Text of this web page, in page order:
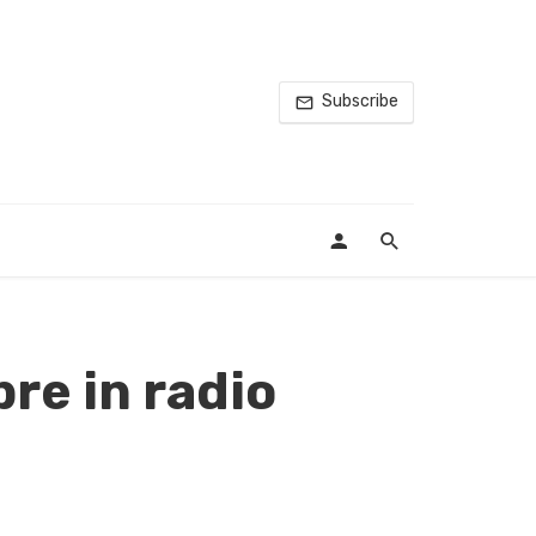
Subscribe
in radio